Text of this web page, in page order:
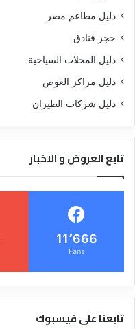
دليل مطاعم مصر
حجز فنادق
دليل المحلات السياحية
دليل مراكز الغوص
دليل شركات الطيران
تابع العروض و الاخبار
11٬666
Fans
تابعنا على فيسبوك